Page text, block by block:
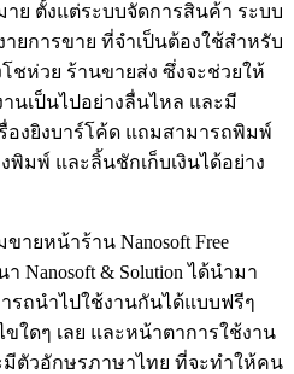
าย ตั้งแต่ระบบจัดการสินค้า ระบบ
ยการขาย ที่จำเป็นต้องใช้สำหรับ
ชห่วย ร้านขายส่ง ซึ่งจะช่วยให้
นเป็นไปอย่างลื่นไหล และมี
องยิงบาร์โค้ด แถมสามารถพิมพ์
พิมพ์ และลิ้นชักเก็บเงินได้อย่าง
ยหน้าร้าน Nanosoft Free
Nanosoft & Solution ได้นำมา
รถนำไปใช้งานกันได้แบบฟรีๆ
ใดๆ เลย และหน้าตาการใช้งาน
มีตัวอักษรภาษาไทย ที่จะทำให้คน